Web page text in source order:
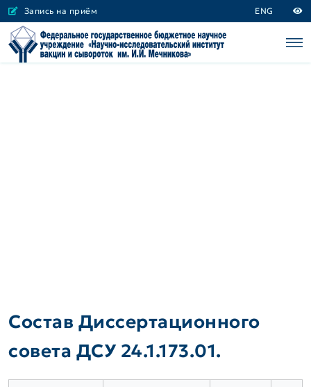
Запись на приём ENG
Состав Диссертационного
совета ДСУ 24.1.173.01.